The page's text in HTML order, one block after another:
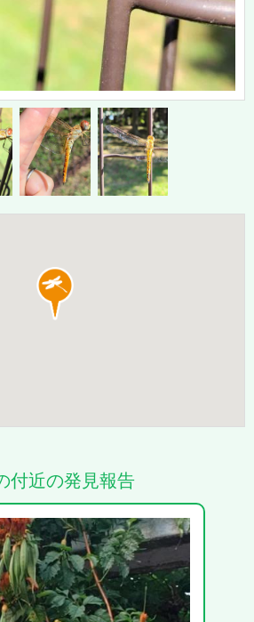
付近の発見報告